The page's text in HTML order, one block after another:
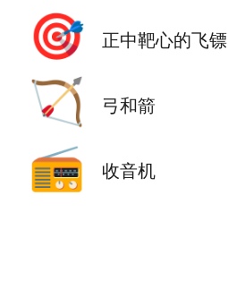
🎯 正中靶心的飞镖
🏹 弓和箭
📻 收音机